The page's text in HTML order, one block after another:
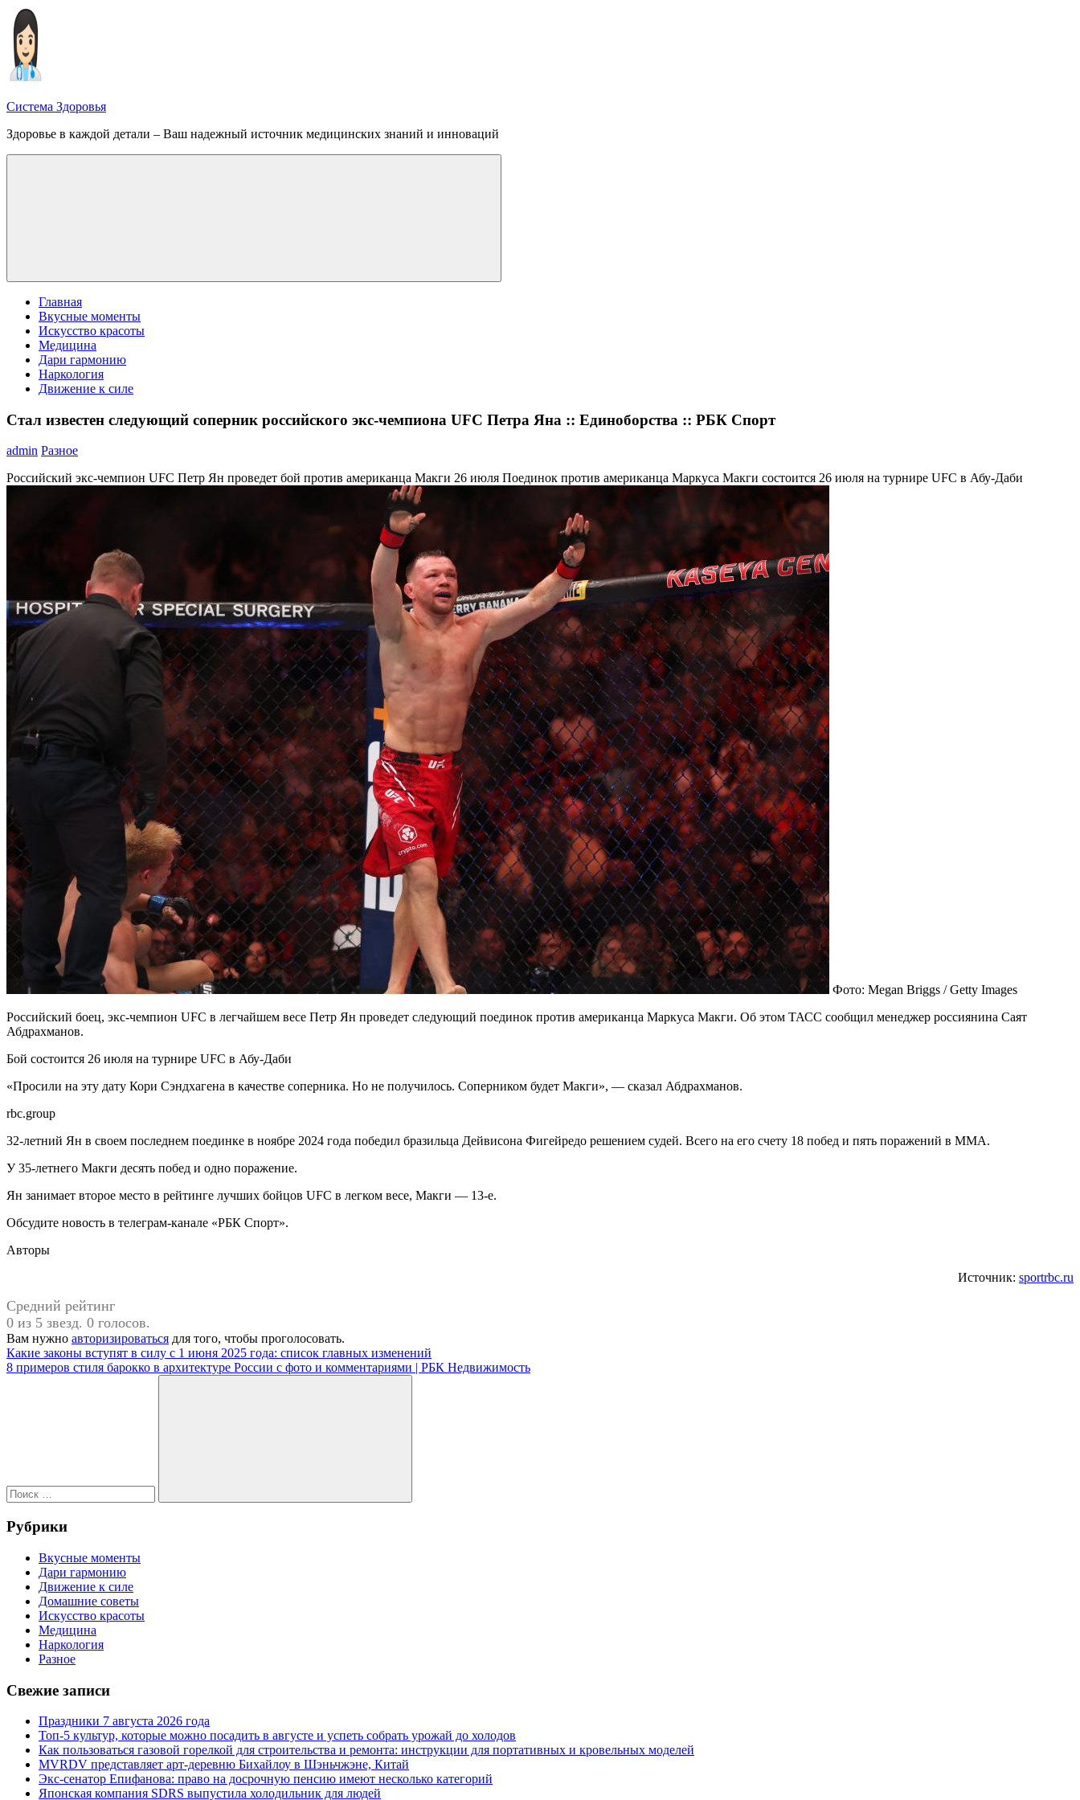
Перейти
содержимому
Система Здоровья
Здоровье в каждой детали – Ваш надежный источник медицинских знаний и инноваций
Меню
Главная
Вкусные моменты
Искусство красоты
Медицина
Дари гармонию
Наркология
Движение к силе
Стал известен следующий соперник российского экс-чемпиона UFC Петра Яна :: Единоборства :: РБК Спорт
admin Разное
Российский экс-чемпион UFC Петр Ян проведет бой против американца Макги 26 июля Поединок против американца Маркуса Макги состоится 26 июля на турнире UFC в Абу-Даби
Фото: Megan Briggs / Getty Images
Российский боец, экс-чемпион UFC в легчайшем весе Петр Ян проведет следующий поединок против американца Маркуса Макги. Об этом ТАСС сообщил менеджер россиянина Саят
Абдрахманов.
Бой состоится 26 июля на турнире UFC в Абу-Даби
«Просили на эту дату Кори Сэндхагена в качестве соперника. Но не получилось. Соперником будет Макги», — сказал Абдрахманов.
rbc.group
32-летний Ян в своем последнем поединке в ноябре 2024 года победил бразильца Дейвисона Фигейредо решением судей. Всего на его счету 18 побед и пять поражений в ММА.
У 35-летнего Макги десять побед и одно поражение.
Ян занимает второе место в рейтинге лучших бойцов UFC в легком весе, Макги — 13-е.
Обсудите новость в телеграм-канале «РБК Спорт».
Авторы
Источник: sportrbc.ru
Средний рейтинг
0 из 5 звезд. 0 голосов.
Вам нужно авторизироваться для того, чтобы проголосовать.
Навигация
по
Предыдущая
запись:
Какие законы вступят в силу с 1 июня 2025 года: список главных изменений
Следующая
8 примеров стиля барокко в архитектуре России с фото и комментариями | РБК Недвижимость
Поиск
Рубрики
Вкусные моменты
Дари гармонию
Движение к силе
Домашние советы
Искусство красоты
Медицина
Наркология
Разное
Свежие записи
Праздники 7 августа 2026 года
Топ-5 культур, которые можно посадить в августе и успеть собрать урожай до холодов
Как пользоваться газовой горелкой для строительства и ремонта: инструкции для портативных и кровельных моделей
MVRDV представляет арт-деревню Бихайлоу в Шэньчжэне, Китай
Экс-сенатор Епифанова: право на досрочную пенсию имеют несколько категорий
Японская компания SDRS выпустила холодильник для людей